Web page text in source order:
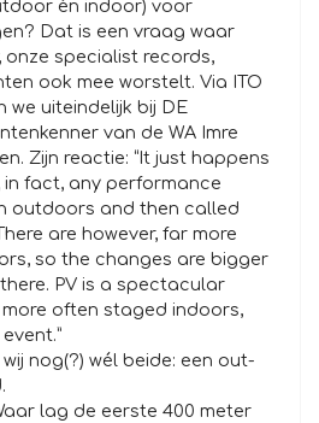
én indoor) voor
Dat is een vraag waar
onze specialist records,
ook mee worstelt. Via ITO
we uiteindelijk bij DE
van de WA Imre
Zijn reactie: “It just happens
in fact, any performance
outdoors and then called
are however, far more
so the changes are bigger
PV is a spectacular
often staged indoors,
nog(?) wél beide: een out-
lag de eerste 400 meter